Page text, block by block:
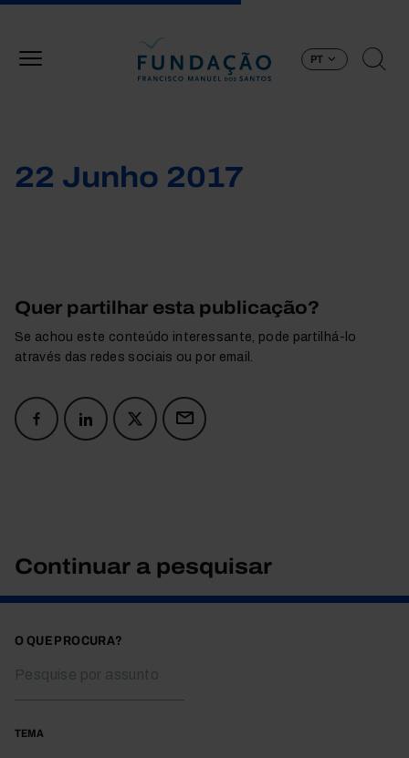
PT
22 Junho 2017
Quer partilhar esta publicação?
Se achou este conteúdo interessante, pode partilhá-lo
através das redes sociais ou por email.
Continuar a pesquisar
O QUE PROCURA?
TEMA